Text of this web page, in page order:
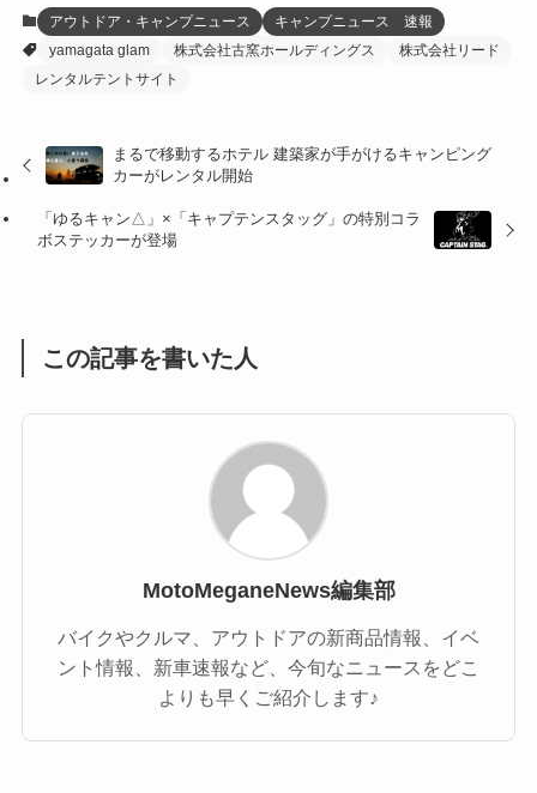
(27) (41)
(47)
(4)
(16)
アウトドア・キャンプニュース
キャンプニュース 速報
yamagata glam
株式会社古窯ホールディングス
株式会社リード
レンタルテントサイト
まるで移動するホテル 建築家が手がけるキャンピング
カーがレンタル開始
「ゆるキャン△」×「キャプテンスタッグ」の特別コラ
ボステッカーが登場
この記事を書いた人
MotoMeganeNews編集部
バイクやクルマ、アウトドアの新商品情報、イベ
ント情報、新車速報など、今旬なニュースをどこ
よりも早くご紹介します♪